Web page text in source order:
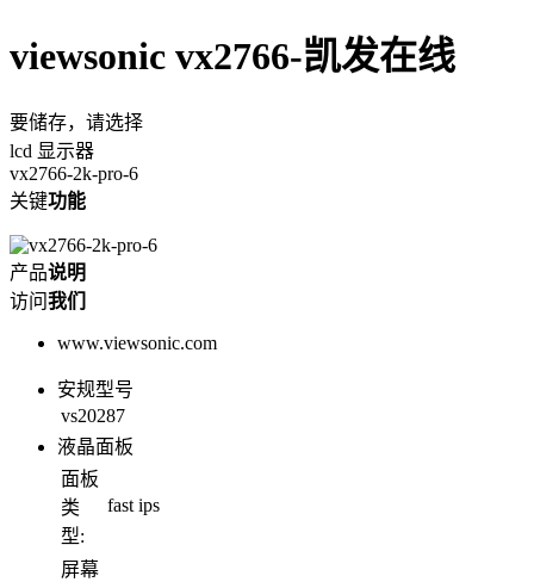
viewsonic vx2766-凯发在线
要储存，请选择
lcd 显示器
vx2766-2k-pro-6
关键功能
产品说明
访问我们
www.viewsonic.com
安规型号
vs20287
液晶面板
面板
类
型:
fast ips
屏幕